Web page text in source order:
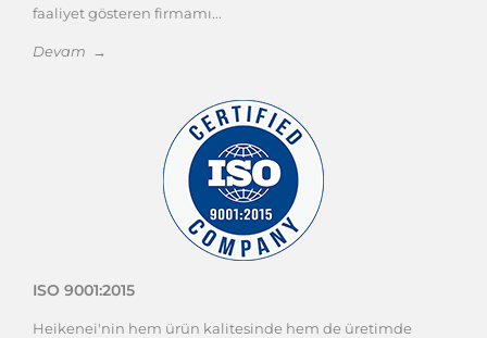
faaliyet gösteren firmamı...
Devam →
ISO 9001:2015
Heikenei'nin hem ürün kalitesinde hem de üretimde